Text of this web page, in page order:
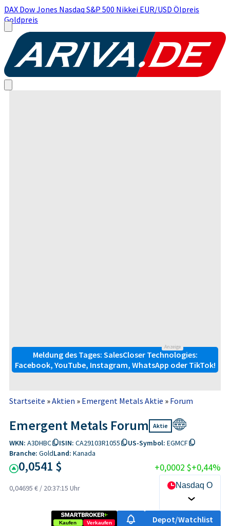
DAX Dow Jones Nasdaq S&P 500 Nikkei EUR/USD Ölpreis
Goldpreis
Anzeige
Meldung des Tages: SalesCloser Technologies:
Facebook, YouTube, Instagram, WhatsApp oder TikTok!
Startseite »Aktien » Emergent Metals Aktie » Forum
Emergent Metals Forum Aktie
WKN: A3DHBC ISIN: CA29103R1055 US-Symbol: EGMCF
Branche: GoldLand: Kanada
0,0541 $ +0,0002 $+0,44%
0,04695 € / 20:37:15 Uhr Nasdaq OTC
Kaufen Verkaufen Depot/Watchlist